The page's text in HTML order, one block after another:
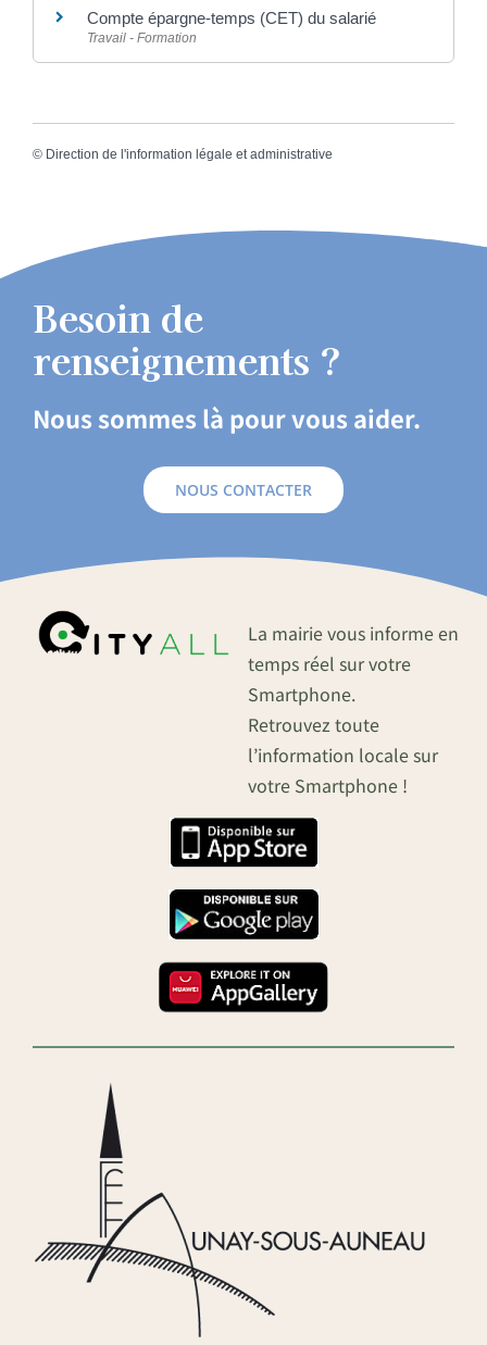
Compte épargne-temps (CET) du salarié
Travail - Formation
© Direction de l'information légale et administrative
Besoin de
renseignements ?
Nous sommes là pour vous aider.
NOUS CONTACTER
La mairie vous informe en
temps réel sur votre
Smartphone.
Retrouvez toute
l’information locale sur
votre Smartphone !